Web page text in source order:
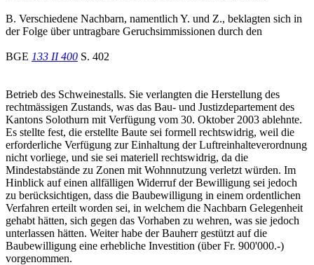
B. Verschiedene Nachbarn, namentlich Y. und Z., beklagten sich in
der Folge über untragbare Geruchsimmissionen durch den
BGE 133 II 400 S. 402
Betrieb des Schweinestalls. Sie verlangten die Herstellung des
rechtmässigen Zustands, was das Bau- und Justizdepartement des
Kantons Solothurn mit Verfügung vom 30. Oktober 2003 ablehnte.
Es stellte fest, die erstellte Baute sei formell rechtswidrig, weil die
erforderliche Verfügung zur Einhaltung der Luftreinhalteverordnung
nicht vorliege, und sie sei materiell rechtswidrig, da die
Mindestabstände zu Zonen mit Wohnnutzung verletzt würden. Im
Hinblick auf einen allfälligen Widerruf der Bewilligung sei jedoch
zu berücksichtigen, dass die Baubewilligung in einem ordentlichen
Verfahren erteilt worden sei, in welchem die Nachbarn Gelegenheit
gehabt hätten, sich gegen das Vorhaben zu wehren, was sie jedoch
unterlassen hätten. Weiter habe der Bauherr gestützt auf die
Baubewilligung eine erhebliche Investition (über Fr. 900'000.-)
vorgenommen.